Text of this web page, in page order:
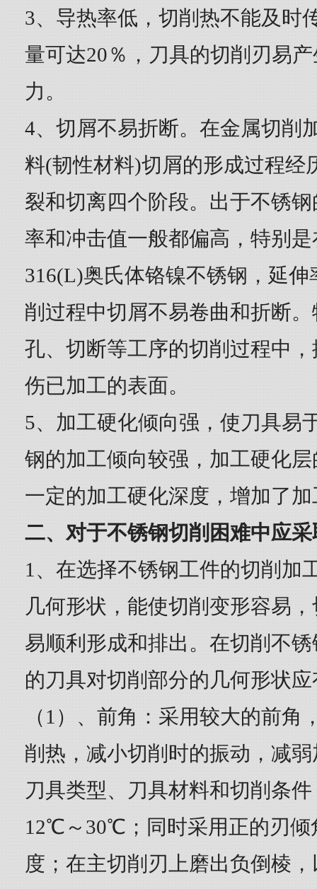
3、导热率低，切削热不能及时
量可达20％，刀具的切削刃易
力。
4、切屑不易折断。在金属切削
料(韧性材料)切屑的形成过程经
裂和切离四个阶段。出于不锈
率和冲击值一般都偏高，特别
316(L)奥氏体铬镍不锈钢，延
削过程中切屑不易卷曲和折断
孔、切断等工序的切削过程中
伤已加工的表面。
5、加工硬化倾向强，使刀具易
钢的加工倾向较强，加工硬化
一定的加工硬化深度，增加了
二、对于不锈钢切削困难中应
1、在选择不锈钢工件的切削加
几何形状，能使切削变形容易
易顺利形成和排出。在切削不
的刀具对切削部分的几何形状
（1）、前角：采用较大的前角
削热，减小切削时的振动，减
刀具类型、刀具材料和切削条
12℃～30℃；同时采用正的刃倾
度；在主切削刃上磨出负倒棱